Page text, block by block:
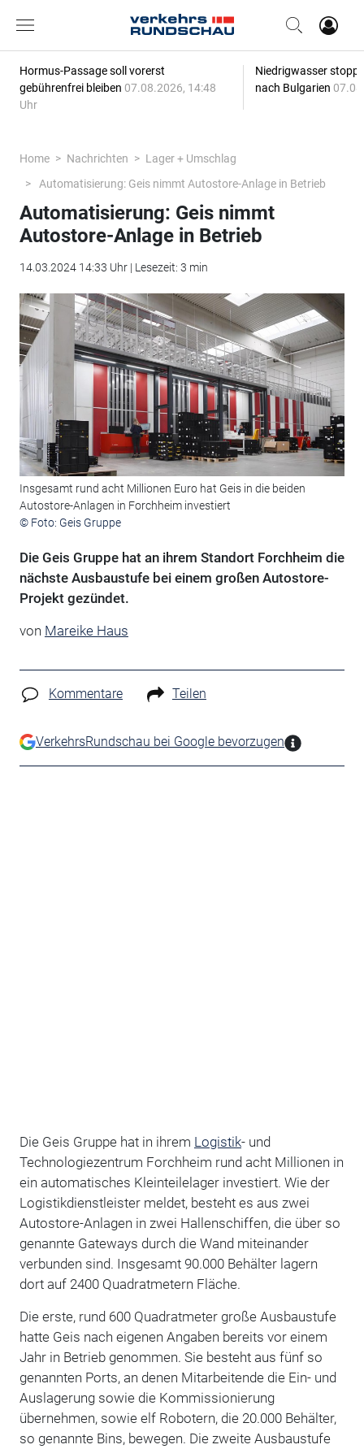
Hormus-Passage soll vorerst
gebührenfrei bleiben 07.08.2026, 14:48
Uhr
Niedrigwasser
nach Bulgarien
Home Nachrichten
Lager + Umschlag
Automatisierung: Geis nimmt Autostore-Anlage in Betrieb
Automatisierung: Geis nimmt
Autostore-Anlage in Betrieb
14.03.2024 14:33 Uhr | Lesezeit: 3 min
Insgesamt rund acht Millionen Euro hat Geis in die beiden
Autostore-Anlagen in Forchheim investiert
© Foto: Geis Gruppe
Die Geis Gruppe hat an ihrem Standort Forchheim die
nächste Ausbaustufe bei einem großen Autostore-
Projekt gezündet.
von Mareike Haus
Kommentare Teilen
VerkehrsRundschau bei Google bevorzugen
Die Geis Gruppe hat in ihrem Logistik- und
Technologiezentrum Forchheim rund acht Millionen in
ein automatisches Kleinteilelager investiert. Wie der
Logistikdienstleister meldet, besteht es aus zwei
Autostore-Anlagen in zwei Hallenschiffen, die über so
genannte Gateways durch die Wand miteinander
verbunden sind. Insgesamt 90.000 Behälter lagern
dort auf 2400 Quadratmetern Fläche.
Die erste, rund 600 Quadratmeter große Ausbaustufe
hatte Geis nach eigenen Angaben bereits vor einem
Jahr in Betrieb genommen. Sie besteht aus fünf so
genannten Ports, an denen Mitarbeitende die Ein- und
Auslagerung sowie die Kommissionierung
übernehmen, sowie elf Robotern, die 20.000 Behälter,
so genannte Bins, bewegen. Die zweite Ausbaustufe